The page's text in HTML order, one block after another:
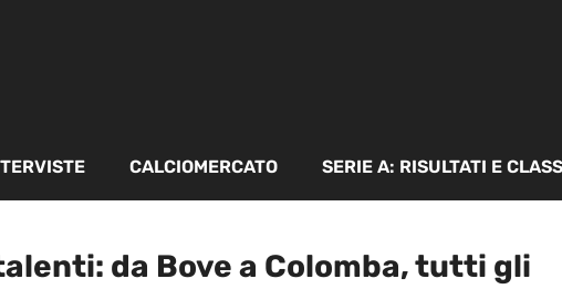
CALCIOMERCATO SERIE A: RISULTATI E
da Bove a Colomba, tutti gli